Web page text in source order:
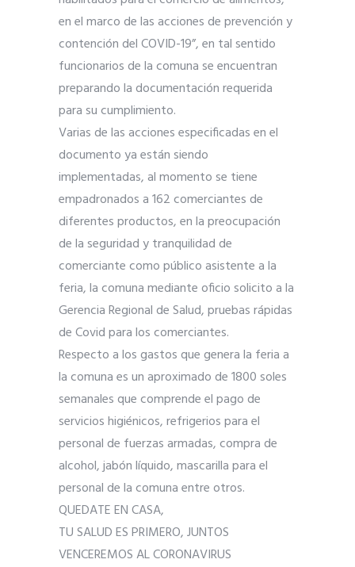
en el marco de las acciones de prevención y
contención del COVID-19”, en tal sentido
funcionarios de la comuna se encuentran
preparando la documentación requerida
para su cumplimiento.
Varias de las acciones especificadas en el
documento ya están siendo
implementadas, al momento se tiene
empadronados a 162 comerciantes de
diferentes productos, en la preocupación
de la seguridad y tranquilidad de
comerciante como público asistente a la
feria, la comuna mediante oficio solicito a la
Gerencia Regional de Salud, pruebas rápidas
de Covid para los comerciantes.
Respecto a los gastos que genera la feria a
la comuna es un aproximado de 1800 soles
semanales que comprende el pago de
servicios higiénicos, refrigerios para el
personal de fuerzas armadas, compra de
alcohol, jabón líquido, mascarilla para el
personal de la comuna entre otros.
QUEDATE EN CASA,
TU SALUD ES PRIMERO, JUNTOS
VENCEREMOS AL CORONAVIRUS